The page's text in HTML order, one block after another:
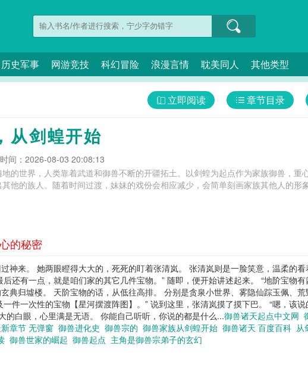
历史军事 网游竞技 科幻冒险 浪漫言情 耽美同人 其他类型
章节目录
立即阅读
从剑蝗开始
间：2026-08-03 20:08:13
的世界，人类靠着武道和御兽不断的开疆拓土。以剑蝗为起点作为家族御兽，重
他的族人。随着时间过渡，妹妹的戏份会相应减少，会简单刻画家族其他人的形
的秘密
神来。 她两眼瞪得大大的，死死的盯着张清岚。 张清岚则是一脸笑意，温柔的
还有一点，就是咱们家的其它几件宝物。” 随即，便开始讲述起来。 “地阶宝物
典归墟楼。 天阶宝物的话，从低往高排。 分别是贪泉小世界、雾隐仙踪玉佩、
件一次性的宝物【星河摆渡阵图】。” 说到这里，张清岚摸了摸下巴。 “嗯，该
的白眼，心里满是无语。 你能自己听听，你说的都是什么...御兽诸天起点中文网
章节 无弹窗 御兽进化史 御兽宗的 御兽家族从剑蝗开始 御兽诸天 百度百科 从
御兽世家的崛起 御兽起点 主角是御兽宗弟子的玄幻